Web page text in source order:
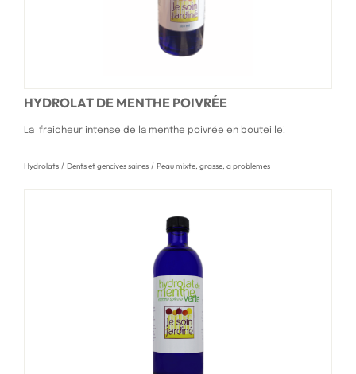
HYDROLAT DE MENTHE POIVRÉE
La fraicheur intense de la menthe poivrée en bouteille!
Hydrolats / Dents et gencives saines / Peau mixte, grasse, a problemes